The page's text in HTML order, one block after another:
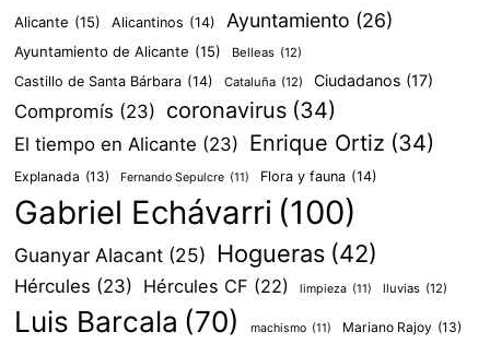
Alicante (15) Alicantinos (14) Ayuntamiento (26)
Ayuntamiento de Alicante (15) Belleas (12)
Castillo de Santa Bárbara (14) Cataluña (12) Ciudadanos (17)
Compromís (23) coronavirus (34)
El tiempo en Alicante (23) Enrique Ortiz (34)
Explanada (13) Fernando Sepulcre (11) Flora y fauna (14)
Gabriel Echávarri (100)
Guanyar Alacant (25) Hogueras (42)
Hércules (23) Hércules CF (22) limpieza (11) lluvias (12)
Luis Barcala (70) machismo (11) Mariano Rajoy (13)